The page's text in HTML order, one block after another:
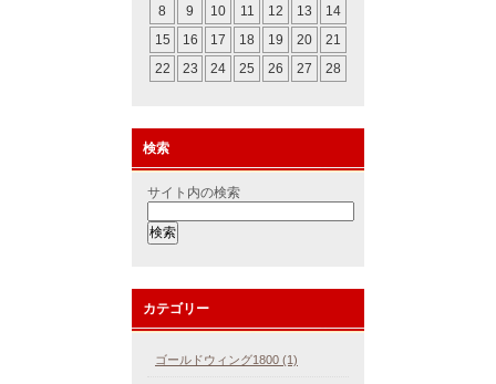
8
9 10 11 12 13
14
15
16 17 18 19 20
21
22
23 24 25 26 27 28
検索
サイト内の検索
カテゴリー
ゴールドウィング1800 (1)